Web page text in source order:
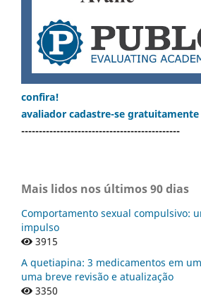
confira!
avaliador cadastre-se
---------------------------------------------
Mais lidos nos últimos 90 dias
Comportamento sexual compulsivo:
impulso
3915
A quetiapina: 3 medicamentos em
uma breve revisão e atualização
3350